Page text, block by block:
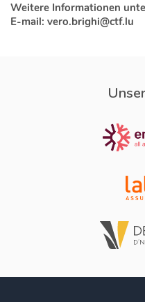
Weitere Informationen
E-mail: vero.brighi@ctf.lu